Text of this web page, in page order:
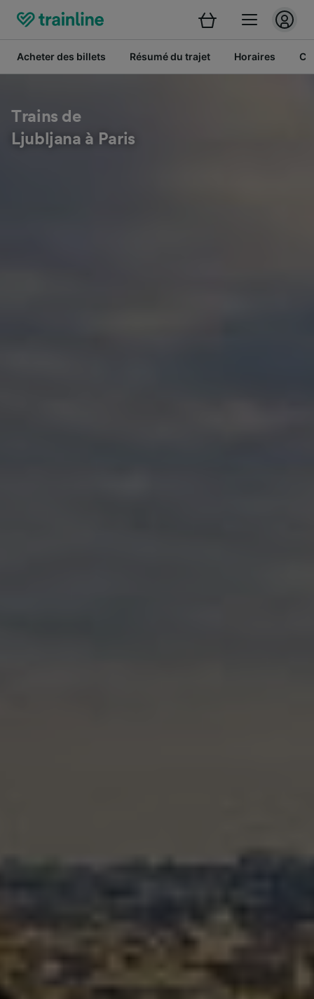
Acheter des billets Résumé du trajet Horaires
Trains de
Ljubljana à Paris